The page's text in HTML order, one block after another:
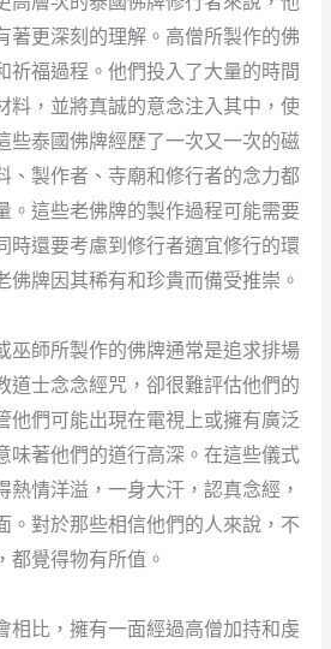
著更深刻的理解。高僧所製作的佛
祈福過程。他們投入了大量的時間
料，並將真誠的意念注入其中，使
些泰國佛牌經歷了一次又一次的磁
、製作者、寺廟和修行者的念力都
。這些老佛牌的製作過程可能需要
時還要考慮到修行者適宜修行的環
佛牌因其稀有和珍貴而備受推崇。
巫師所製作的佛牌通常是追求排場
道士念念經咒，卻很難評估他們的
他們可能出現在電視上或擁有廣泛
味著他們的道行高深。在這些儀式
熱情洋溢，一身大汗，認真念經，
。對於那些相信他們的人來說，不
都覺得物有所值。
相比，擁有一面經過高僧加持和虔